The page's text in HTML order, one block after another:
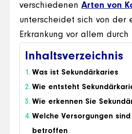
verschiedenen Arten von
unterscheidet sich von der
Erkrankung vor allem durch
Inhaltsverzeichnis
Was ist Sekundärkaries
Wie entsteht
Wie erkennen Sie
Welche Versorgungen
betroffen